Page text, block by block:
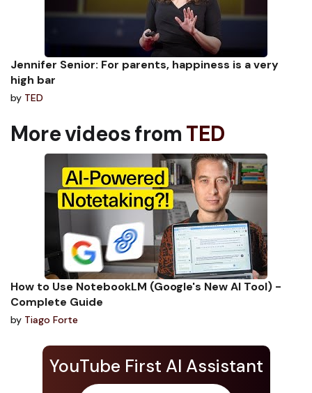
YouTube First AI Assistant
Jennifer Senior: For parents, happiness is a very
high bar
by TED
More videos fromTED
How to Use NotebookLM (Google's New AI Tool) -
Complete Guide
by Tiago Forte